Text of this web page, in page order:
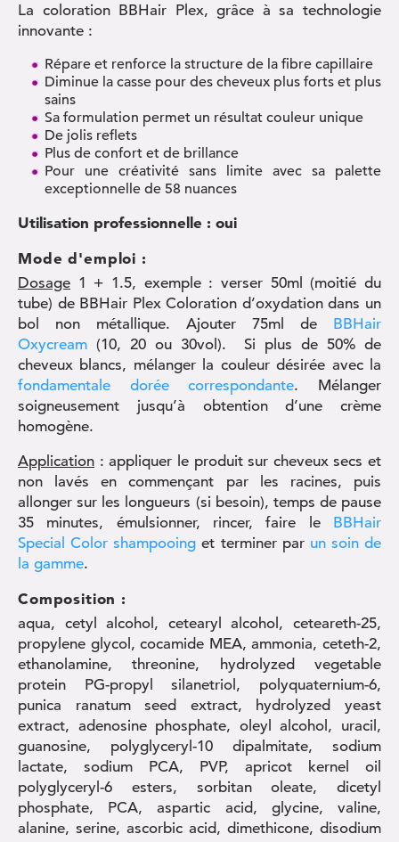
La coloration BBHair Plex, grâce à sa technologie
innovante :
Répare et renforce la structure de la fibre capillaire
Diminue la casse pour des cheveux plus forts et plus
sains
Sa formulation permet un résultat couleur unique
De jolis reflets
Plus de confort et de brillance
Pour une créativité sans limite avec sa palette
exceptionnelle de 58 nuances
Utilisation professionnelle : oui
Mode d'emploi :
Dosage 1 + 1.5, exemple : verser 50ml (moitié du
tube) de BBHair Plex Coloration d’oxydation dans un
bol non métallique. Ajouter 75ml de BBHair
Oxycream (10, 20 ou 30vol). Si plus de 50% de
cheveux blancs, mélanger la couleur désirée avec la
fondamentale dorée correspondante. Mélanger
soigneusement jusqu’à obtention d’une crème
homogène.
Application : appliquer le produit sur cheveux secs et
non lavés en commençant par les racines, puis
allonger sur les longueurs (si besoin), temps de pause
35 minutes, émulsionner, rincer, faire le BBHair
Special Color shampooing et terminer par un soin de
la gamme.
Composition :
aqua, cetyl alcohol, cetearyl alcohol, ceteareth-25,
propylene glycol, cocamide MEA, ammonia, ceteth-2,
ethanolamine, threonine, hydrolyzed vegetable
protein PG-propyl silanetriol, polyquaternium-6,
punica ranatum seed extract, hydrolyzed yeast
extract, adenosine phosphate, oleyl alcohol, uracil,
guanosine, polyglyceryl-10 dipalmitate, sodium
lactate, sodium PCA, PVP, apricot kernel oil
polyglyceryl-6 esters, sorbitan oleate, dicetyl
phosphate, PCA, aspartic acid, glycine, valine,
alanine, serine, ascorbic acid, dimethicone, disodium